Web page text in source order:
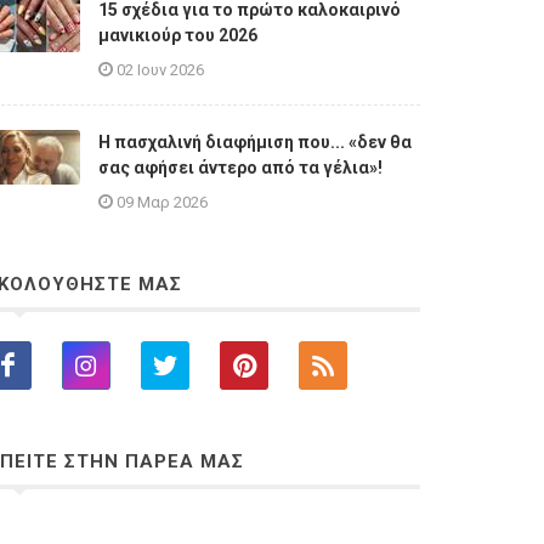
15 σχέδια για το πρώτο καλοκαιρινό
μανικιούρ του 2026
02 Ιουν 2026
Η πασχαλινή διαφήμιση που... «δεν θα
σας αφήσει άντερο από τα γέλια»!
09 Μαρ 2026
ΜΑΣ
ΣΤΗΝ ΠΑΡΕΑ ΜΑΣ